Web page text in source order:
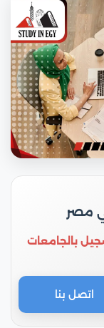
مصر
بالجامعات
اتصل بنا